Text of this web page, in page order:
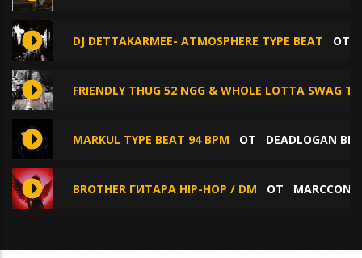
DJ DETTAKARMEE- ATMOSPHERE TYPE BEAT ОТ
FRIENDLY THUG 52 NGG & WHOLE LOTTA SWAG
MARKUL TYPE BEAT 94 BPM ОТ DEADLOGAN
BROTHER ГИТАРА HIP-HOP / DM ОТ MARCCONE